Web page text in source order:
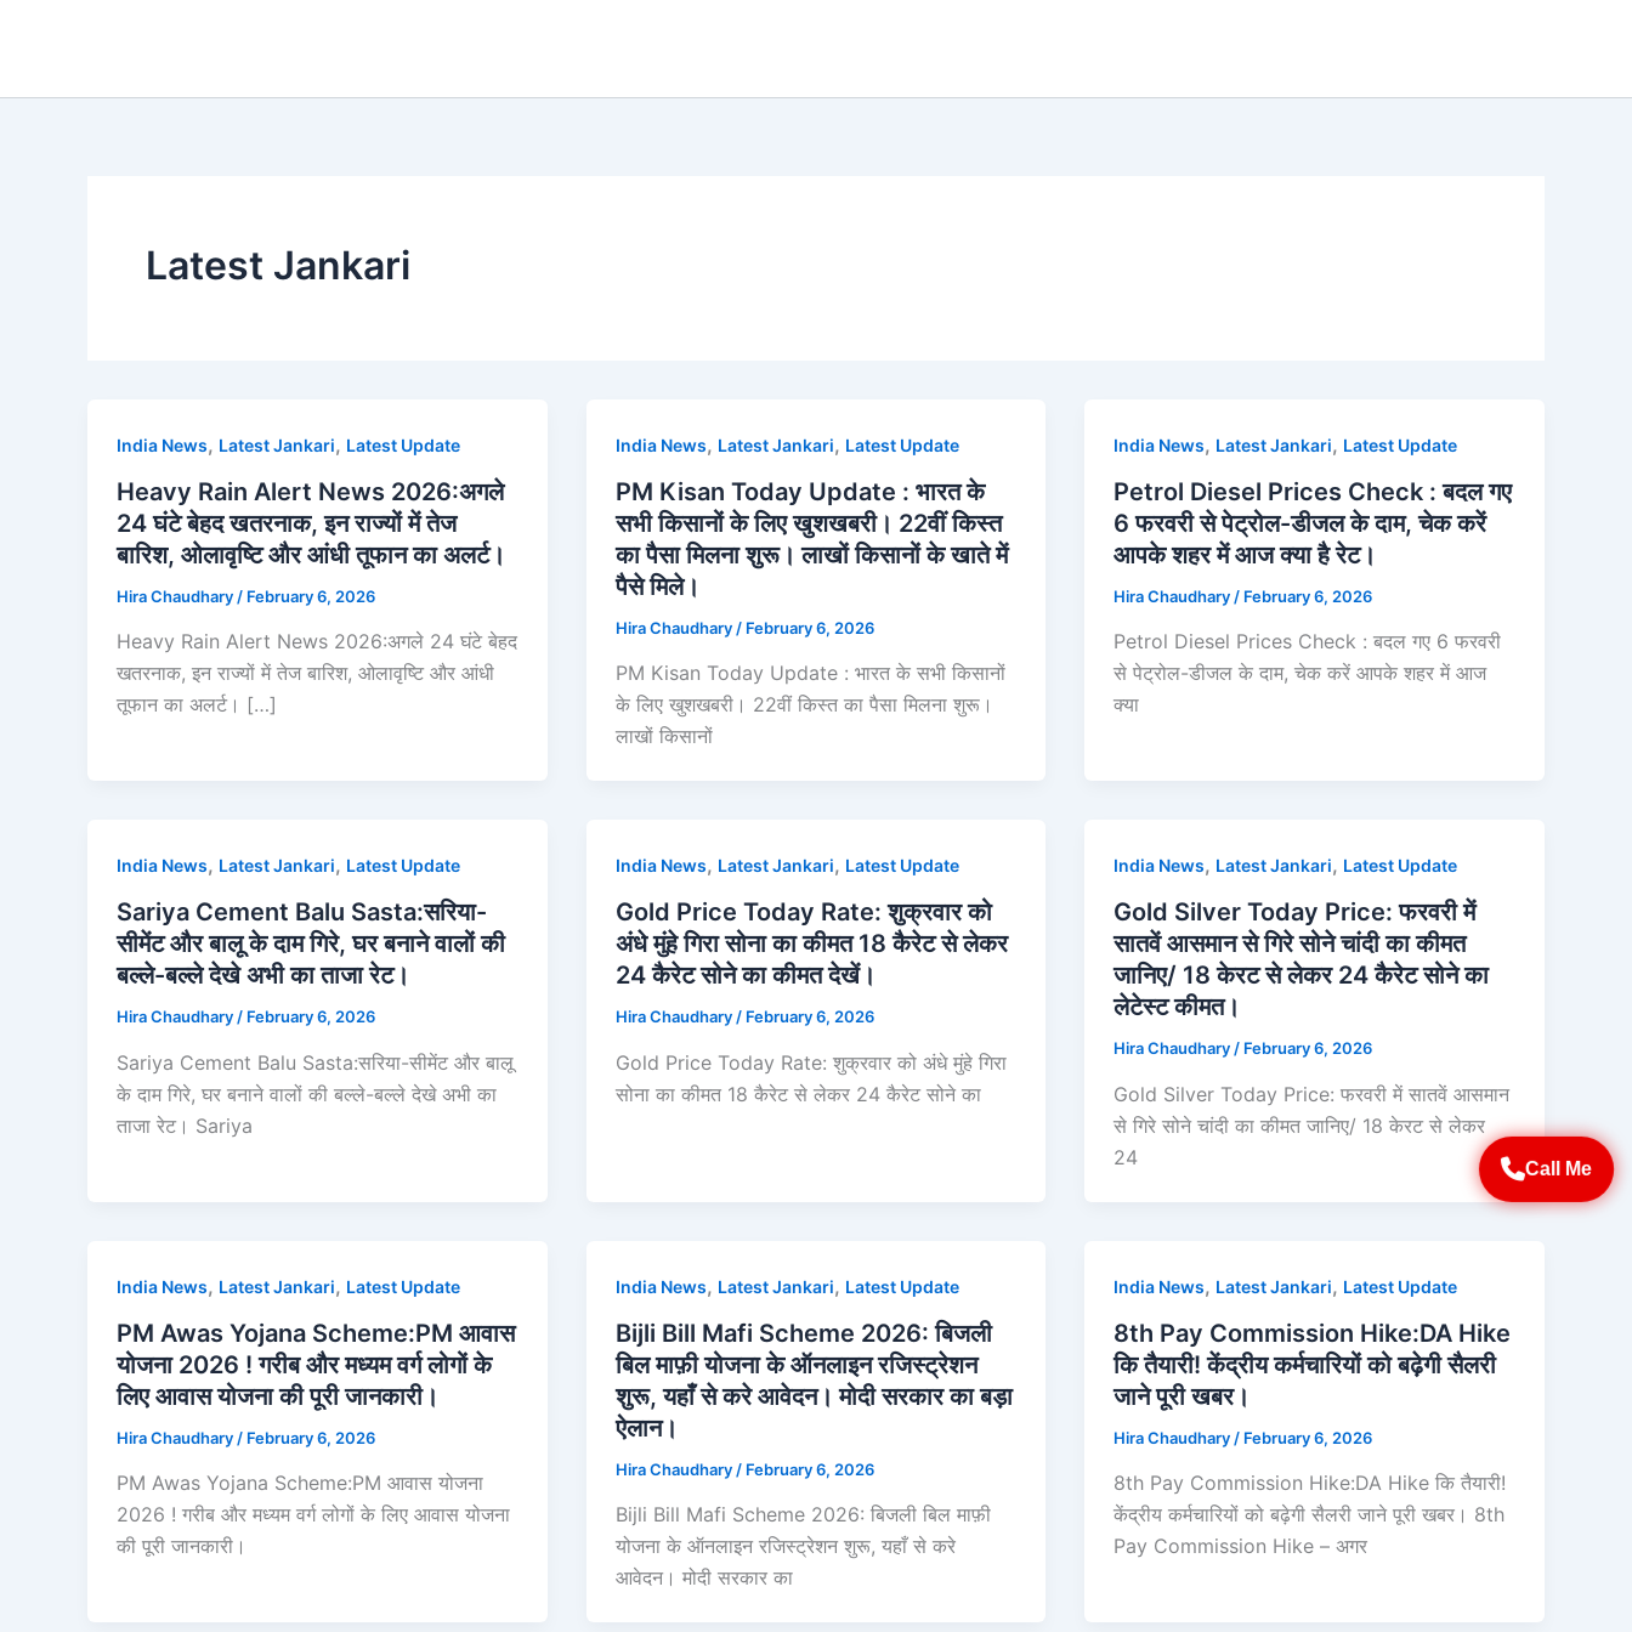
Latest Jankari
India News, Latest Jankari, Latest Update
Heavy Rain Alert News 2026:अगले
24 घंटे बेहद खतरनाक, इन राज्यों में तेज
बारिश, ओलावृष्टि और आंधी तूफान का अलर्ट।
Hira Chaudhary / February 6, 2026
Heavy Rain Alert News 2026:अगले 24 घंटे बेहद
खतरनाक, इन राज्यों में तेज बारिश, ओलावृष्टि और आंधी
तूफान का अलर्ट। […]
India News, Latest Jankari, Latest Update
PM Kisan Today Update : भारत के
सभी किसानों के लिए खुशखबरी। 22वीं किस्त
का पैसा मिलना शुरू। लाखों किसानों के खाते में
पैसे मिले।
Hira Chaudhary / February 6, 2026
PM Kisan Today Update : भारत के सभी किसानों
के लिए खुशखबरी। 22वीं किस्त का पैसा मिलना शुरू।
लाखों किसानों
India News, Latest Jankari, Latest Update
Petrol Diesel Prices Check : बदल गए
6 फरवरी से पेट्रोल-डीजल के दाम, चेक करें
आपके शहर में आज क्‍या है रेट।
Hira Chaudhary / February 6, 2026
Petrol Diesel Prices Check : बदल गए 6 फरवरी
से पेट्रोल-डीजल के दाम, चेक करें आपके शहर में आज
क्‍या
India News, Latest Jankari, Latest Update
Sariya Cement Balu Sasta:सरिया-
सीमेंट और बालू के दाम गिरे, घर बनाने वालों की
बल्ले-बल्ले देखे अभी का ताजा रेट।
Hira Chaudhary / February 6, 2026
Sariya Cement Balu Sasta:सरिया-सीमेंट और बालू
के दाम गिरे, घर बनाने वालों की बल्ले-बल्ले देखे अभी का
ताजा रेट। Sariya
India News, Latest Jankari, Latest Update
Gold Price Today Rate: शुक्रवार को
अंधे मुंहे गिरा सोना का कीमत 18 कैरेट से लेकर
24 कैरेट सोने का कीमत देखें।
Hira Chaudhary / February 6, 2026
Gold Price Today Rate: शुक्रवार को अंधे मुंहे गिरा
सोना का कीमत 18 कैरेट से लेकर 24 कैरेट सोने का
India News, Latest Jankari, Latest Update
Gold Silver Today Price: फरवरी में
सातवें आसमान से गिरे सोने चांदी का कीमत
जानिए/ 18 केरट से लेकर 24 कैरेट सोने का
लेटेस्ट कीमत।
Hira Chaudhary / February 6, 2026
Gold Silver Today Price: फरवरी में सातवें आसमान
से गिरे सोने चांदी का कीमत जानिए/ 18 केरट से लेकर
24
India News, Latest Jankari, Latest Update
PM Awas Yojana Scheme:PM आवास
योजना 2026 ! गरीब और मध्यम वर्ग लोगों के
लिए आवास योजना की पूरी जानकारी।
Hira Chaudhary / February 6, 2026
PM Awas Yojana Scheme:PM आवास योजना
2026 ! गरीब और मध्यम वर्ग लोगों के लिए आवास योजना
की पूरी जानकारी।
India News, Latest Jankari, Latest Update
Bijli Bill Mafi Scheme 2026: बिजली
बिल माफ़ी योजना के ऑनलाइन रजिस्ट्रेशन
शुरू, यहाँ से करे आवेदन। मोदी सरकार का बड़ा
ऐलान।
Hira Chaudhary / February 6, 2026
Bijli Bill Mafi Scheme 2026: बिजली बिल माफ़ी
योजना के ऑनलाइन रजिस्ट्रेशन शुरू, यहाँ से करे
आवेदन। मोदी सरकार का
India News, Latest Jankari, Latest Update
8th Pay Commission Hike:DA Hike
कि तैयारी! केंद्रीय कर्मचारियों को बढ़ेगी सैलरी
जाने पूरी खबर।
Hira Chaudhary / February 6, 2026
8th Pay Commission Hike:DA Hike कि तैयारी!
केंद्रीय कर्मचारियों को बढ़ेगी सैलरी जाने पूरी खबर। 8th
Pay Commission Hike – अगर
Call Me